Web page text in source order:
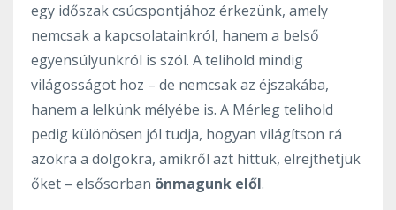
egy időszak csúcspontjához érkezünk, amely
nemcsak a kapcsolatainkról, hanem a belső
egyensúlyunkról is szól. A telihold mindig
világosságot hoz – de nemcsak az éjszakába,
hanem a lelkünk mélyébe is. A Mérleg telihold
pedig különösen jól tudja, hogyan világítson rá
azokra a dolgokra, amikről azt hittük, elrejthetjük
őket – elsősorban önmagunk elől.